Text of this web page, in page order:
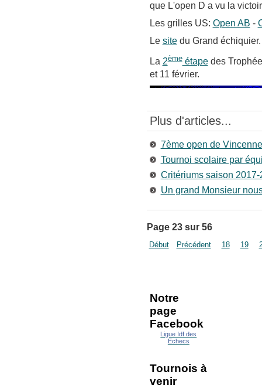
que L'open D a vu la
Les grilles US: Open AB -
Le sitedu Grand échiquier.
La 2èmeétapedes
et 11 février.
Plus d'articles...
7ème open de
Tournoi scolaire par
Critériums saison 2017-
Un grand Monsieur
Page 23 sur 56
Début Précédent 18 19
Notre
page
Facebook
Ligue Idf des
Echecs
Tournois à
venir